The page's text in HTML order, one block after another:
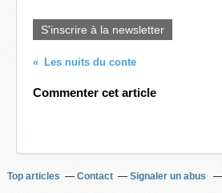
S'inscrire à la newsletter
Les nuits du conte
Commenter cet article
Top articles Contact Signaler un abus